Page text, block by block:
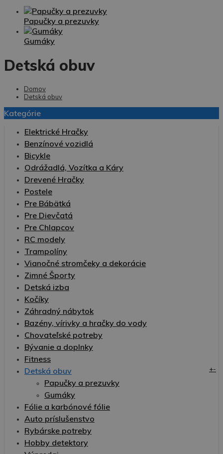
Papučky a prezuvky
Gumáky
Detská obuv
Domov
Detská obuv
Kategórie
Elektrické Hračky
Benzínové vozidlá
Bicykle
Odrážadlá, Vozítka a Káry
Drevené Hračky
Postele
Pre Bábätká
Pre Dievčatá
Pre Chlapcov
RC modely
Trampolíny
Vianočné stromčeky a dekorácie
Zimné Športy
Detská izba
Kočíky
Záhradný nábytok
Bazény, vírivky a hračky do vody
Chovateľské potreby
Bývanie a doplnky
Fitness
Detská obuv
+-
Papučky a prezuvky
Gumáky
Fólie a karbónové fólie
Auto príslušenstvo
Rybárske potreby
Hobby detektory